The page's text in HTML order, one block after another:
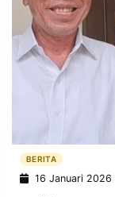
MANCA
INFORMASI
POLICY
INFORMASI
IKLAN
PENGADUAN
BERITA
16 Januari 2026